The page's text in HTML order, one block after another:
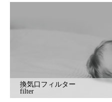
換気口フィルター
filter